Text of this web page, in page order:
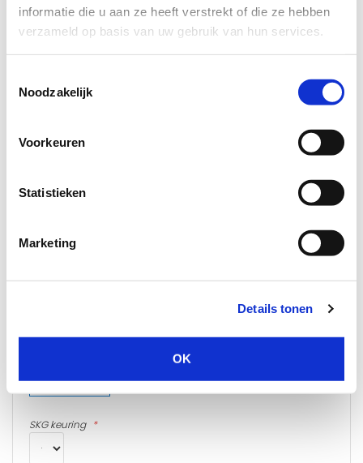
informatie die u aan ze heeft verstrekt of die ze hebben
verzameld op basis van uw gebruik van hun services.
Noodzakelijk
Voorkeuren
Statistieken
Marketing
Details tonen
OK
SKG keuring
Maat
binnenzijde/buitenzijde
Opties
SKG keuring